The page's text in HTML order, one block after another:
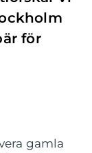
för
gamla